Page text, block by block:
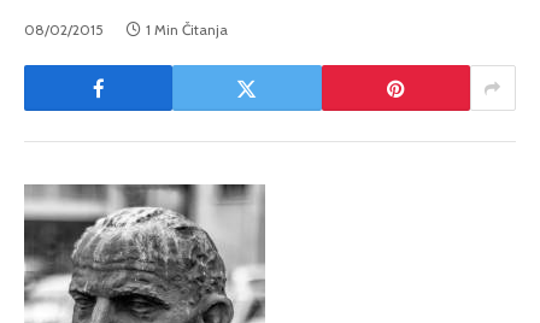
08/02/2015 1 Min Čitanja